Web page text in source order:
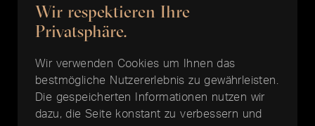
JAEGER LE COULTRE
Master Date Tourbillon 39
EUR 44.500,-
ROLEX
Daytona
EUR 43.900,-
Wir respektieren Ihre
Privatsphäre.
Wir verwenden Cookies um Ihnen das
bestmögliche Nutzererlebnis zu gewährleisten.
Die gespeicherten Informationen nutzen wir
dazu, die Seite konstant zu verbessern und